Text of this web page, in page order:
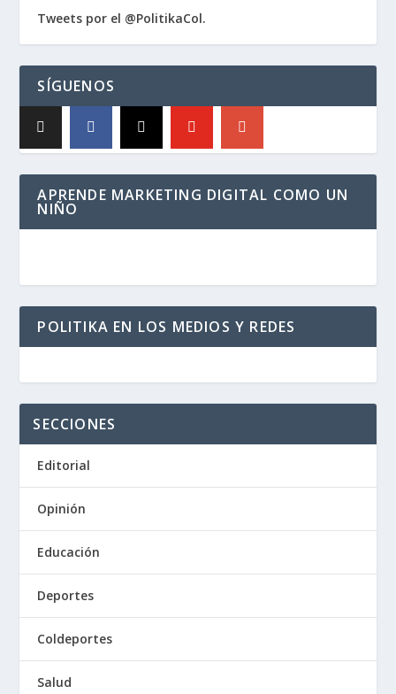
Tweets por el @PolitikaCol.
SÍGUENOS
APRENDE MARKETING DIGITAL COMO UN
NIÑO
POLITIKA EN LOS MEDIOS Y REDES
SECCIONES
Editorial
Opinión
Educación
Deportes
Coldeportes
Salud